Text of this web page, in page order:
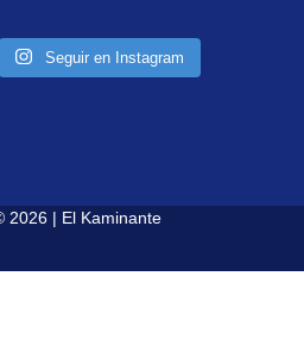
Seguir en Instagram
2026 | El Kaminante